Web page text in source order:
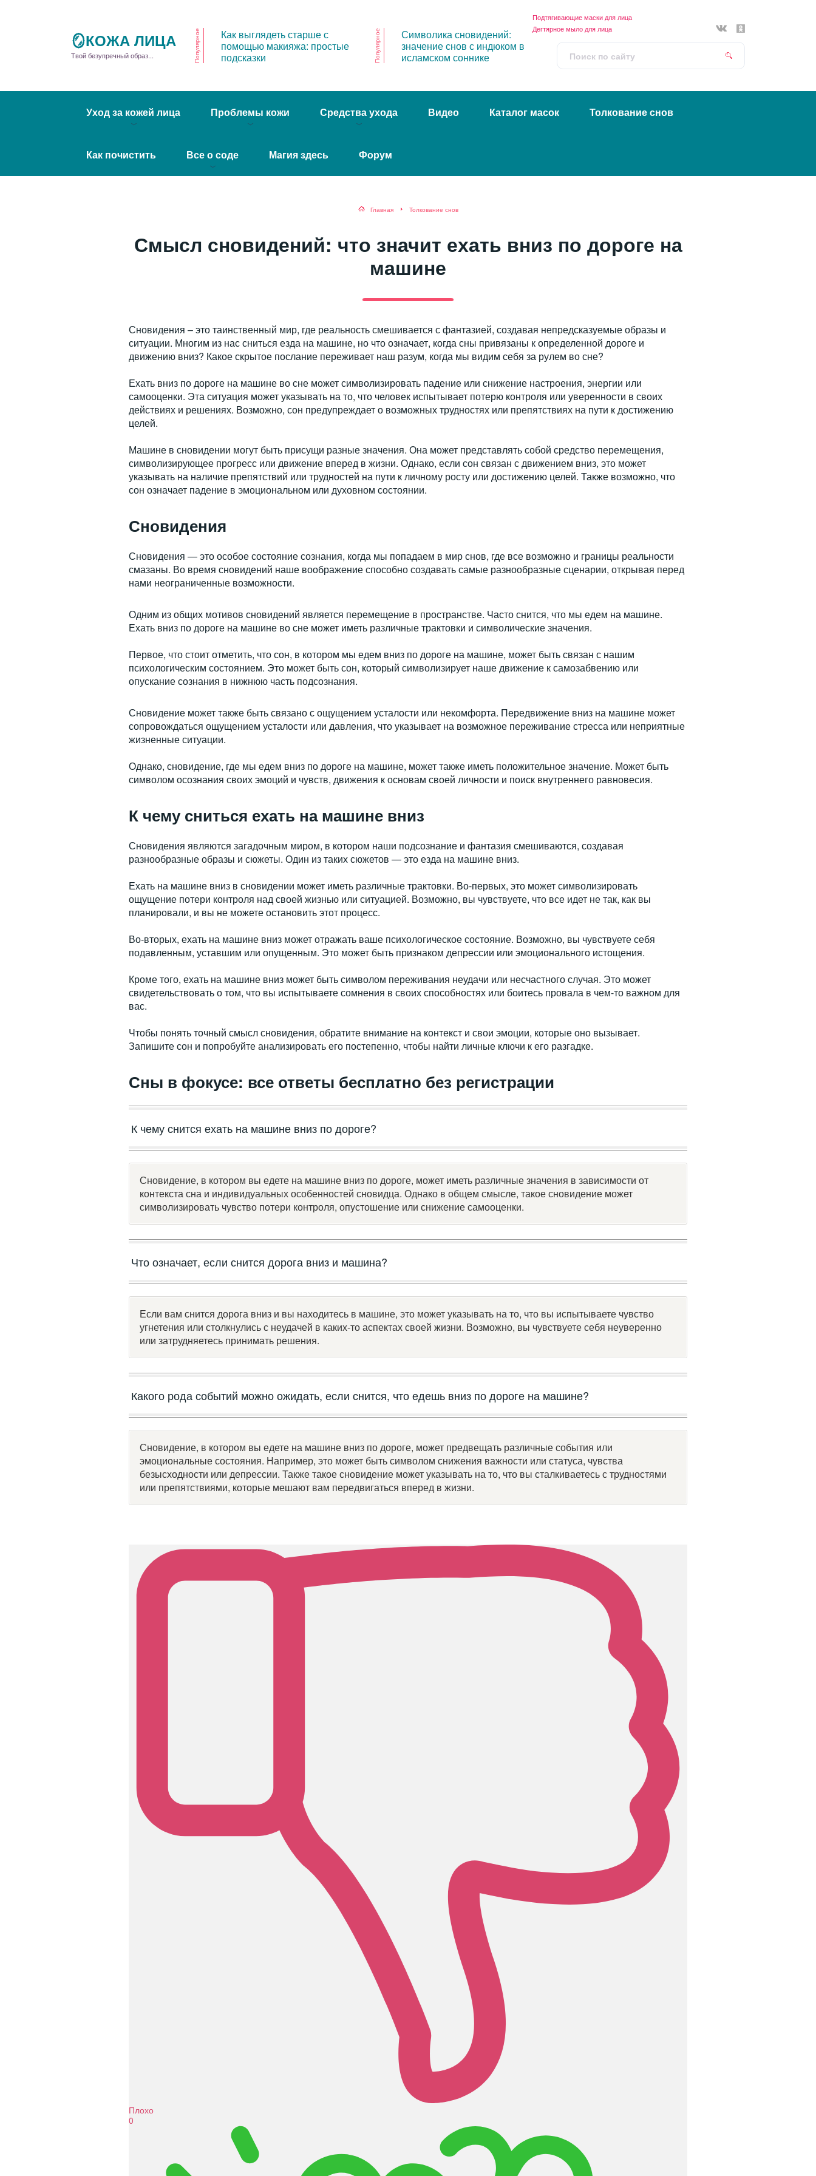
🪞КОЖА ЛИЦА
Твой безупречный образ... Популярное
Как выглядеть старше с
помощью макияжа: простые
подсказки
Популярное
Символика сновидений:
значение снов с индюком в
исламском соннике
Уход за кожей лица Проблемы кожи Средства ухода Видео Каталог масок Толкование снов
Как почистить Все о соде Магия здесь Форум
Подтягивающие маски для лица
Дегтярное мыло для лица
Главная Толкование снов
Смысл сновидений: что значит ехать вниз по дороге на
машине
Сновидения – это таинственный мир, где реальность смешивается с фантазией, создавая непредсказуемые образы и
ситуации. Многим из нас сниться езда на машине, но что означает, когда сны привязаны к определенной дороге и
движению вниз? Какое скрытое послание переживает наш разум, когда мы видим себя за рулем во сне?
Ехать вниз по дороге на машине во сне может символизировать падение или снижение настроения, энергии или
самооценки. Эта ситуация может указывать на то, что человек испытывает потерю контроля или уверенности в своих
действиях и решениях. Возможно, сон предупреждает о возможных трудностях или препятствиях на пути к достижению
целей.
Машине в сновидении могут быть присущи разные значения. Она может представлять собой средство перемещения,
символизирующее прогресс или движение вперед в жизни. Однако, если сон связан с движением вниз, это может
указывать на наличие препятствий или трудностей на пути к личному росту или достижению целей. Также возможно, что
сон означает падение в эмоциональном или духовном состоянии.
Сновидения
Сновидения — это особое состояние сознания, когда мы попадаем в мир снов, где все возможно и границы реальности
смазаны. Во время сновидений наше воображение способно создавать самые разнообразные сценарии, открывая перед
нами неограниченные возможности.
Одним из общих мотивов сновидений является перемещение в пространстве. Часто снится, что мы едем на машине.
Ехать вниз по дороге на машине во сне может иметь различные трактовки и символические значения.
Первое, что стоит отметить, что сон, в котором мы едем вниз по дороге на машине, может быть связан с нашим
психологическим состоянием. Это может быть сон, который символизирует наше движение к самозабвению или
опускание сознания в нижнюю часть подсознания.
Сновидение может также быть связано с ощущением усталости или некомфорта. Передвижение вниз на машине может
сопровождаться ощущением усталости или давления, что указывает на возможное переживание стресса или неприятные
жизненные ситуации.
Однако, сновидение, где мы едем вниз по дороге на машине, может также иметь положительное значение. Может быть
символом осознания своих эмоций и чувств, движения к основам своей личности и поиск внутреннего равновесия.
К чему сниться ехать на машине вниз
Сновидения являются загадочным миром, в котором наши подсознание и фантазия смешиваются, создавая
разнообразные образы и сюжеты. Один из таких сюжетов — это езда на машине вниз.
Ехать на машине вниз в сновидении может иметь различные трактовки. Во-первых, это может символизировать
ощущение потери контроля над своей жизнью или ситуацией. Возможно, вы чувствуете, что все идет не так, как вы
планировали, и вы не можете остановить этот процесс.
Во-вторых, ехать на машине вниз может отражать ваше психологическое состояние. Возможно, вы чувствуете себя
подавленным, уставшим или опущенным. Это может быть признаком депрессии или эмоционального истощения.
Кроме того, ехать на машине вниз может быть символом переживания неудачи или несчастного случая. Это может
свидетельствовать о том, что вы испытываете сомнения в своих способностях или боитесь провала в чем-то важном для
вас.
Чтобы понять точный смысл сновидения, обратите внимание на контекст и свои эмоции, которые оно вызывает.
Запишите сон и попробуйте анализировать его постепенно, чтобы найти личные ключи к его разгадке.
Сны в фокусе: все ответы бесплатно без регистрации
К чему снится ехать на машине вниз по дороге?
Сновидение, в котором вы едете на машине вниз по дороге, может иметь различные значения в зависимости от
контекста сна и индивидуальных особенностей сновидца. Однако в общем смысле, такое сновидение может
символизировать чувство потери контроля, опустошение или снижение самооценки.
Что означает, если снится дорога вниз и машина?
Если вам снится дорога вниз и вы находитесь в машине, это может указывать на то, что вы испытываете чувство
угнетения или столкнулись с неудачей в каких-то аспектах своей жизни. Возможно, вы чувствуете себя неуверенно
или затрудняетесь принимать решения.
Какого рода событий можно ожидать, если снится, что едешь вниз по дороге на машине?
Сновидение, в котором вы едете на машине вниз по дороге, может предвещать различные события или
эмоциональные состояния. Например, это может быть символом снижения важности или статуса, чувства
безысходности или депрессии. Также такое сновидение может указывать на то, что вы сталкиваетесь с трудностями
или препятствиями, которые мешают вам передвигаться вперед в жизни.
Плохо
0